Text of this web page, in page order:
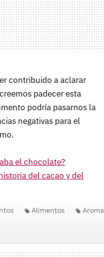
contribuido a aclarar
padecer esta
podría pasarnos la
negativas para el
el chocolate?
del cacao y del
Alimentos Aroma